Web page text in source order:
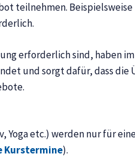
teilnehmen.
erforderlich sind, haben
und sorgt dafür, dass
etc.) werden nur für
Kurstermine).